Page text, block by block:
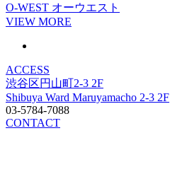
O-WEST オーウエスト
VIEW MORE
ACCESS
渋谷区円山町2-3 2F
Shibuya Ward Maruyamacho 2-3 2F
03-5784-7088
CONTACT